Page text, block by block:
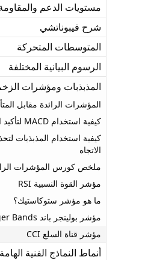
مستويات الدعم
شرح فيبوناتشي
المتوسطات المتحركة
الرسوم البيانية المختلفة
المذبذبات ومؤشرات
المؤشرات الرائدة مقابل
كيفية استخدام MACD لتأكيد الاتجاه
كيفية استخدام المذبذبات
الاتجاه
ملخص كورس المؤشرات
مؤشر القوة النسبية RSI
ما هو مؤشر ستوكاستيك؟
مؤشر بولينجر باند Bollinger Bands
مؤشر قناة السلع CCI
أنماط النماذج الفنية الهامة